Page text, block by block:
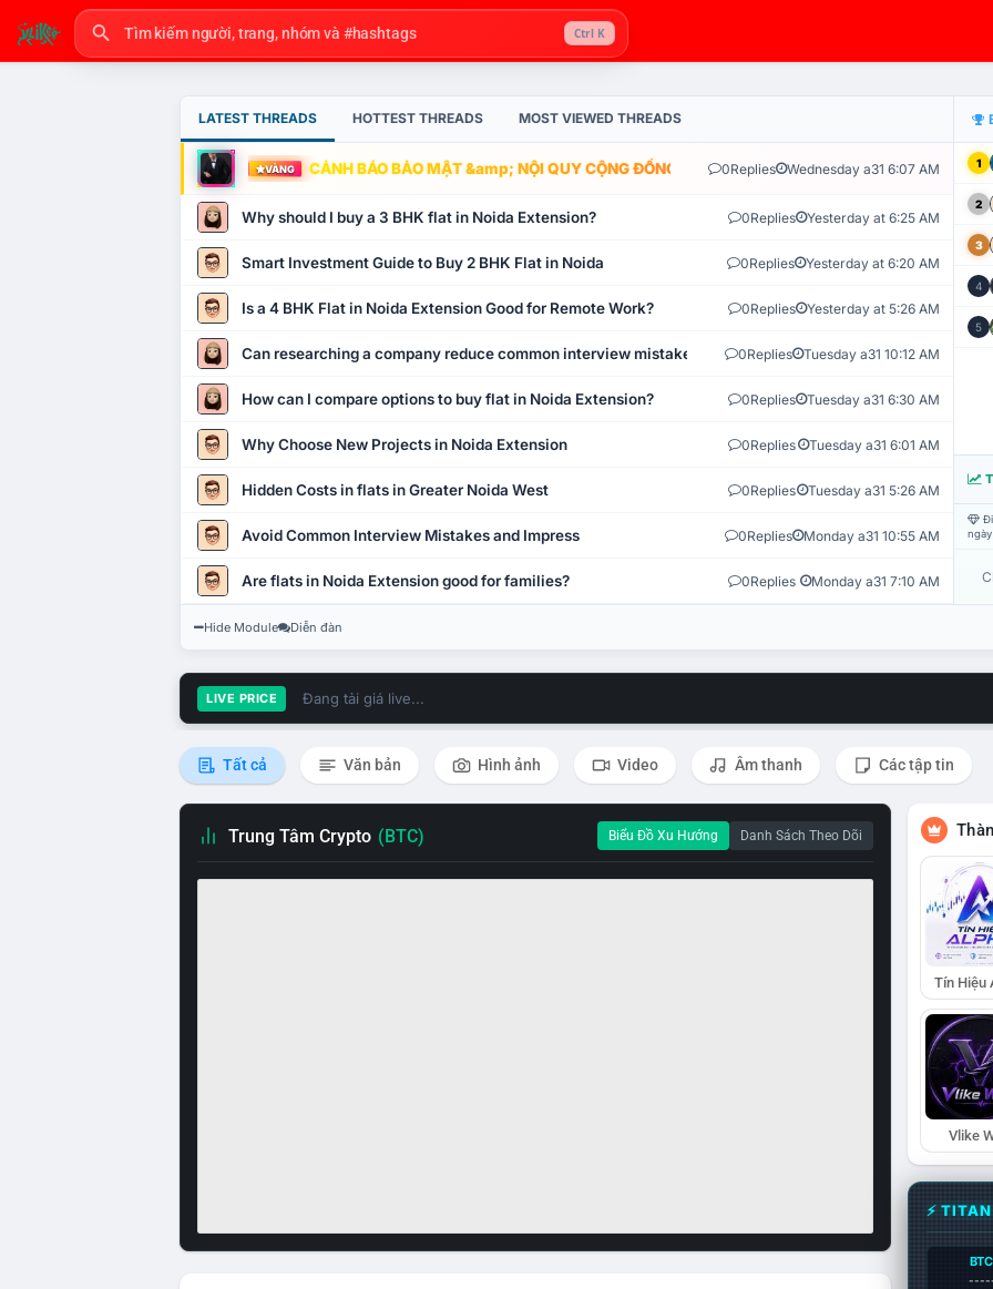
Ctrl K
LATEST THREADS HOTTEST THREADS MOST VIEWED THREADS
VÀNG CẢNH BÁO BẢO MẬT &amp; NỘI QUY CỘNG ĐỒNG VLIKE.VN: HỆ THỐNG GIÁM SÁT TỰ
0Replies Wednesday a31 6:07 AM
Why should I buy a 3 BHK flat in Noida Extension? 0Replies Yesterday at 6:25 AM
Smart Investment Guide to Buy 2 BHK Flat in Noida 0Replies Yesterday at 6:20 AM
Is a 4 BHK Flat in Noida Extension Good for Remote Work? 0Replies Yesterday at 5:26 AM
Can researching a company reduce common interview mistakes? 0Replies Tuesday a31 10:12 AM
How can I compare options to buy flat in Noida Extension? 0Replies Tuesday a31 6:30 AM
Why Choose New Projects in Noida Extension 0Replies Tuesday a31 6:01 AM
Hidden Costs in flats in Greater Noida West 0Replies Tuesday a31 5:26 AM
Avoid Common Interview Mistakes and Impress 0Replies Monday a31 10:55 AM
Are flats in Noida Extension good for families? 0Replies Monday a31 7:10 AM
1
2
3
4
5
Hide Module Diễn đàn
LIVE PRICE Đang tải giá live...
Tất cả Văn bản Hình ảnh Video Âm thanh Các tập tin
Trung Tâm Crypto (BTC) Biểu Đồ Xu Hướng Danh Sách Theo Dõi
Tín Hiệu
Vlike
⚡
BTC